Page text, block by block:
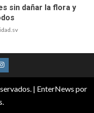
sin dañar la flora y
| EnterNews por